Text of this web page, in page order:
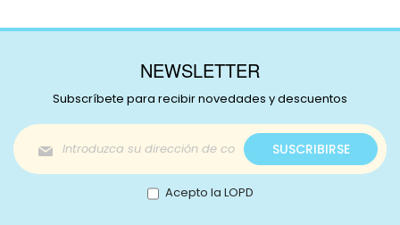
NEWSLETTER
Subscríbete para recibir novedades y descuentos
Inscríbase
a
nuestro
boletín
de
SUSCRIBIRSE
Acepto la LOPD